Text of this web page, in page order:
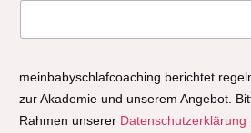
meinbabyschlafcoaching berichtet
zur Akademie und unserem Angebot.
Rahmen unserer Datenschutzerklärung